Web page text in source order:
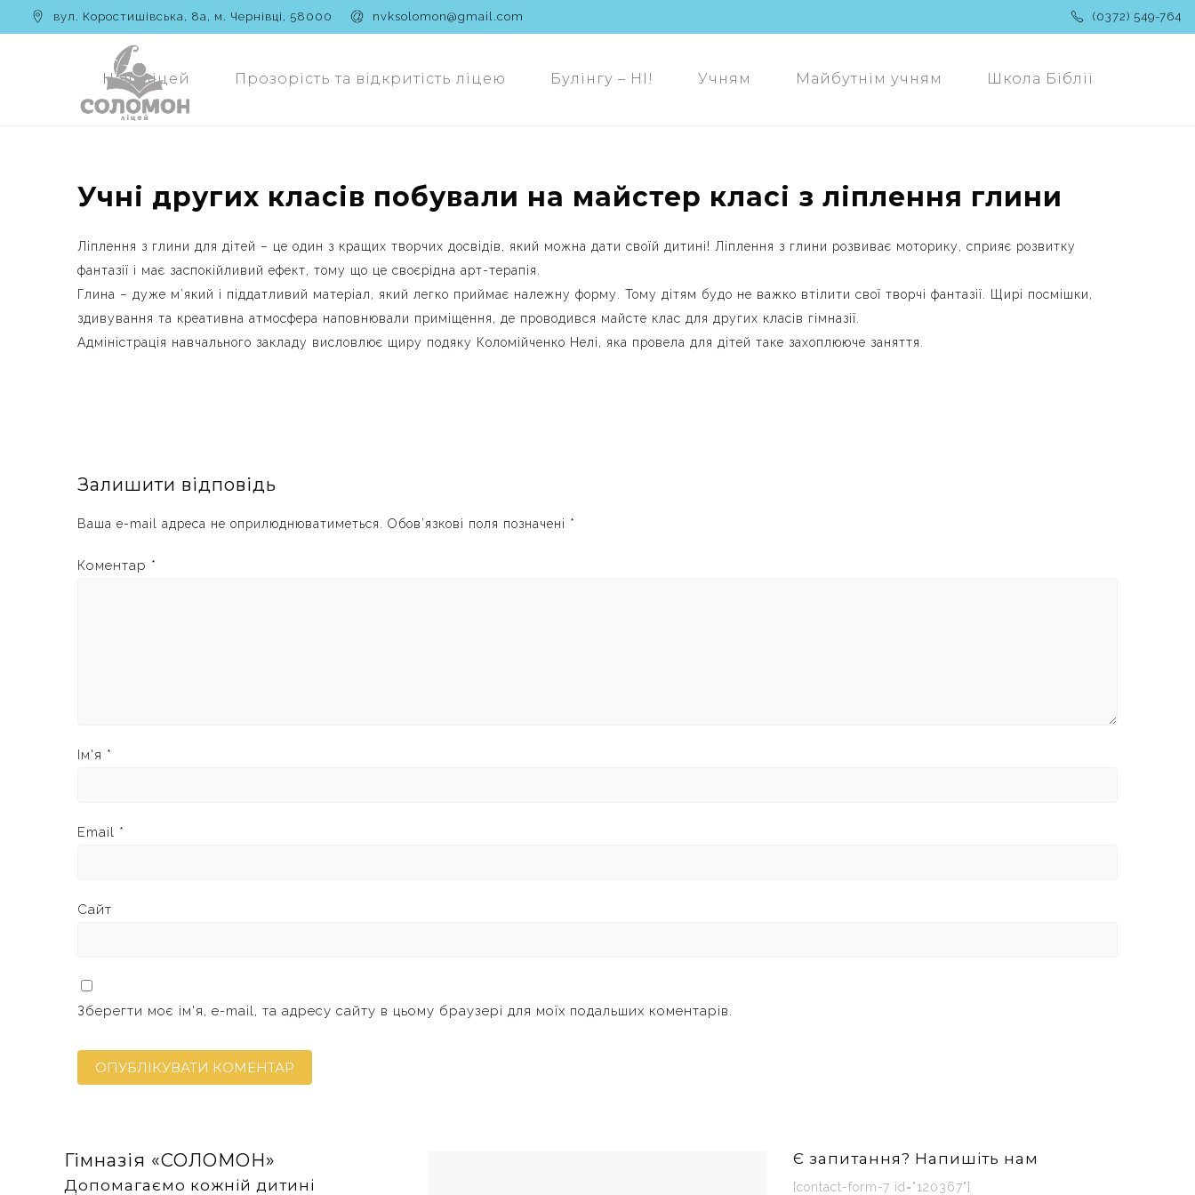
вул. Коростишівська, 8а, м. Чернівці, 58000 nvksolomon@gmail.com (0372) 549-764
Наш ліцей Прозорість та відкритість ліцею Булінгу – НІ! Учням Майбутнім учням Школа Біблії
Учні других класів побували на майстер класі з ліплення глини
Ліплення з глини для дітей – це один з кращих творчих досвідів, який можна дати своїй дитині! Ліплення з глини розвиває моторику, сприяє розвитку
фантазії і має заспокійливий ефект, тому що це своєрідна арт-терапія.
Глина – дуже м’який і піддатливий матеріал, який легко приймає належну форму. Тому дітям будо не важко втілити свої творчі фантазії. Щирі посмішки,
здивування та креативна атмосфера наповнювали приміщення, де проводився майсте клас для других класів гімназії.
Адміністрація навчального закладу висловлює щиру подяку Коломійченко Нелі, яка провела для дітей таке захоплююче заняття.
Залишити відповідь
Ваша e-mail адреса не оприлюднюватиметься. Обов’язкові поля позначені *
Коментар *
Ім'я *
Email *
Сайт
Зберегти моє ім'я, e-mail, та адресу сайту в цьому браузері для моїх подальших коментарів.
Гімназія «‎СОЛОМОН»
Допомагаємо кожній дитині
Є запитання? Напишіть нам
[contact-form-7 id="120367"]